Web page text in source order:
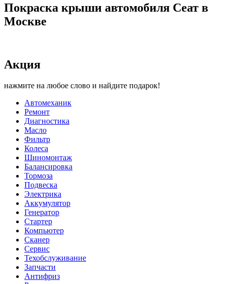
Покраска крыши автомобиля Сеат в
Москве
Акция
нажмите на любое слово и найдите подарок!
Автомеханик
Ремонт
Диагностика
Масло
Фильтр
Колеса
Шиномонтаж
Балансировка
Тормоза
Подвеска
Электрика
Аккумулятор
Генератор
Стартер
Компьютер
Сканер
Сервис
Техобслуживание
Запчасти
Антифриз